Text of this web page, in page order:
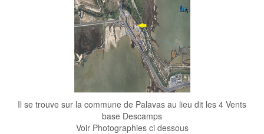
Il se trouve sur la commune de Palavas au lieu dit les 4 Vents
base Descamps
Voir Photographies ci dessous